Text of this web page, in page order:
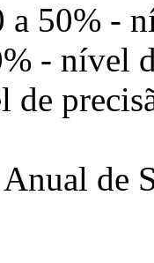
a 50% -
- nível
de
de